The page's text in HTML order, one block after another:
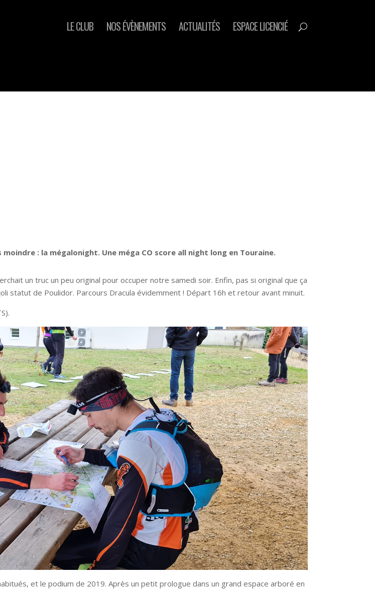
LE CLUB NOS ÉVÈNEMENTS ACTUALITÉS ESPACE LICENCIÉ
: la mégalonight. Une méga CO score all night long en Touraine.
un truc un peu original pour occuper notre samedi soir. Enfin, pas si original que ça
statut de Poulidor. Parcours Dracula évidemment ! Départ 16h et retour avant minuit.
et le podium de 2019. Après un petit prologue dans un grand espace arboré en